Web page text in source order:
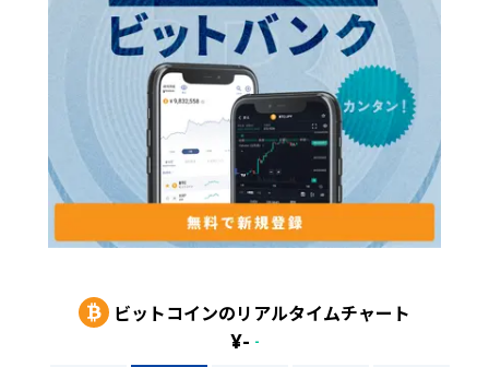
ビットコインのリアルタイムチャート
¥- -